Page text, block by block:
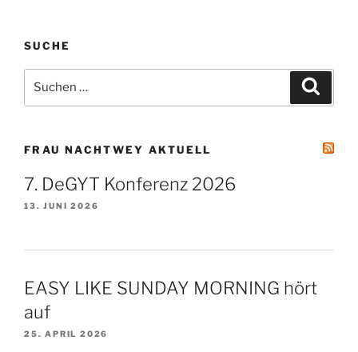
SUCHE
nach:
FRAU NACHTWEY AKTUELL
7. DeGYT Konferenz 2026
13. JUNI 2026
EASY LIKE SUNDAY MORNING hört
auf
25. APRIL 2026